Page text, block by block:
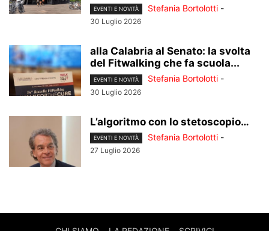
EVENTI E NOVITÀ Stefania Bortolotti -
30 Luglio 2026
alla Calabria al Senato: la svolta
del Fitwalking che fa scuola...
EVENTI E NOVITÀ Stefania Bortolotti -
30 Luglio 2026
L’algoritmo con lo stetoscopio…
EVENTI E NOVITÀ Stefania Bortolotti -
27 Luglio 2026